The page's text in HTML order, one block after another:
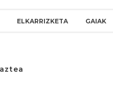
ELKARRIZKETA GAIAK